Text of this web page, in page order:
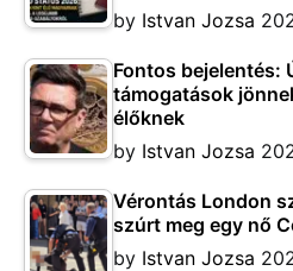
by Istvan Jozsa
Fontos bejelentés:
támogatások
élőknek
by Istvan Jozsa
Vérontás London
szúrt meg egy nő
by Istvan Jozsa